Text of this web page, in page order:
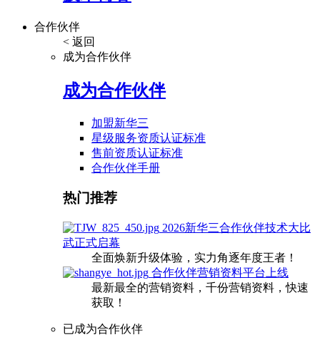
合作伙伴
< 返回
成为合作伙伴
成为合作伙伴
加盟新华三
星级服务资质认证标准
售前资质认证标准
合作伙伴手册
热门推荐
2026新华三合作伙伴技术大比
武正式启幕
全面焕新升级体验，实力角逐年度王者！
合作伙伴营销资料平台上线
最新最全的营销资料，千份营销资料，快速
获取！
已成为合作伙伴